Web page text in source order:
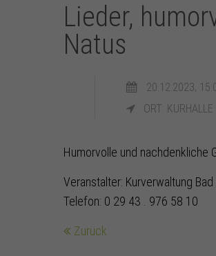
Lieder,
Natus
20.12.2023,
ORT: KURHALLE
Humorvolle und nachdenkliche
Veranstalter: Kurverwaltung
Telefon: 0 29 43 . 976 58 10
Zurück